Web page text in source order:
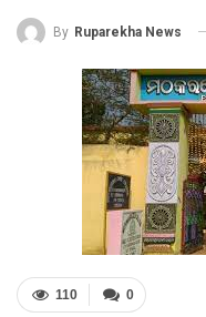
By Ruparekha News
0
110